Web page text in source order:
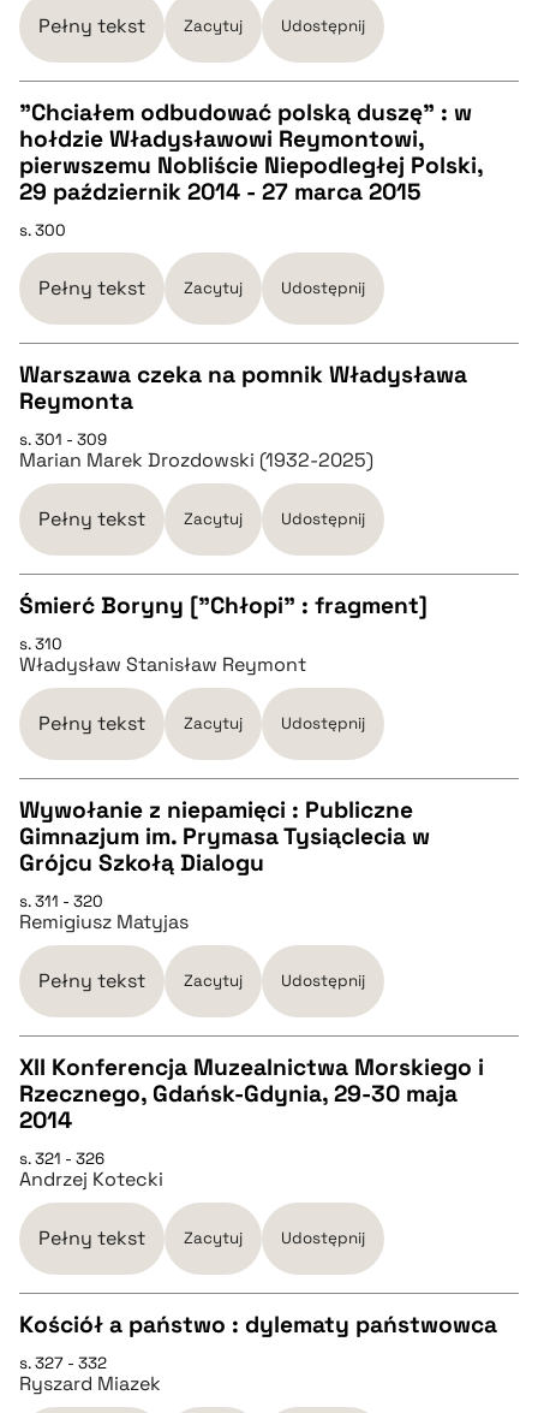
pobierz cytat
BIBTEX
pobierz cytat
Pełny tekst Zacytuj Udostępnij
CZYSTY TEKST
pobierz cytat
BIBTEX
pobierz cytat
"Chciałem odbudować polską duszę" : w
hołdzie Władysławowi Reymontowi,
pierwszemu Nobliście Niepodległej Polski,
29 październik 2014 - 27 marca 2015
s. 300
Pełny tekst Zacytuj Udostępnij
CZYSTY TEKST
pobierz cytat
BIBTEX
Warszawa czeka na pomnik Władysława
Reymonta
s. 301 - 309
Marian Marek Drozdowski (1932-2025)
Pełny tekst Zacytuj Udostępnij
CZYSTY TEKST
pobierz cytat
BIBTEX
pobierz cytat
Śmierć Boryny ["Chłopi" : fragment]
s. 310
Władysław Stanisław Reymont
Pełny tekst Zacytuj Udostępnij
CZYSTY TEKST
pobierz cytat
BIBTEX
pobierz cytat
Wywołanie z niepamięci : Publiczne
Gimnazjum im. Prymasa Tysiąclecia w
Grójcu Szkołą Dialogu
s. 311 - 320
Remigiusz Matyjas
Pełny tekst Zacytuj Udostępnij
CZYSTY TEKST
pobierz cytat
BIBTEX
pobierz cytat
XII Konferencja Muzealnictwa Morskiego i
Rzecznego, Gdańsk-Gdynia, 29-30 maja
2014
s. 321 - 326
Andrzej Kotecki
Pełny tekst Zacytuj Udostępnij
CZYSTY TEKST
Kościół a państwo : dylematy państwowca
s. 327 - 332
Ryszard Miazek